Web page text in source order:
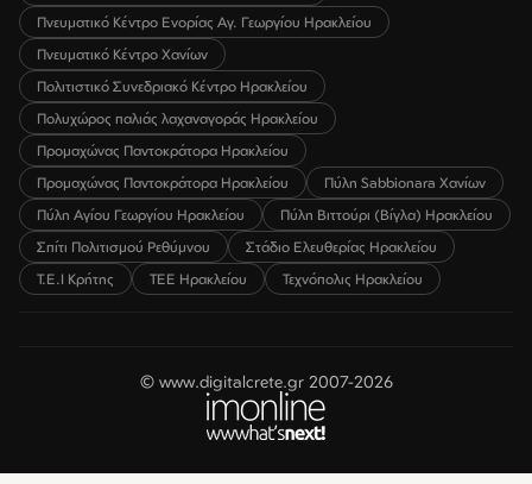
Πνευματικό Κέντρο Ενορίας Αγ. Γεωργίου Ηρακλείου
Πνευματικό Κέντρο Χανίων
Πολιτιστικό Συνεδριακό Κέντρο Ηρακλείου
Πολυχώρος παλιάς λαχαναγοράς Ηρακλείου
Προμαχώνας Παντοκράτορα Ηρακλείου
Προμαχώνας Παντοκράτορα Ηρακλείου
Πύλη Sabbionara Χανίων
Πύλη Αγίου Γεωργίου Ηρακλείου
Πύλη Βιττούρι (Βίγλα) Ηρακλείου
Σπίτι Πολιτισμού Ρεθύμνου
Στάδιο Ελευθερίας Ηρακλείου
Τ.Ε.Ι Κρήτης
ΤΕΕ Ηρακλείου Τεχνόπολις Ηρακλείου
© www.digitalcrete.gr 2007-2026